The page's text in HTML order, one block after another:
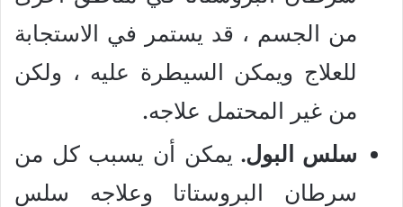
من الجسم ، قد يستمر في الاستجابة
للعلاج ويمكن السيطرة عليه ، ولكن
من غير المحتمل علاجه.
سلس البول. يمكن أن يسبب كل من
سرطان البروستاتا وعلاجه سلس